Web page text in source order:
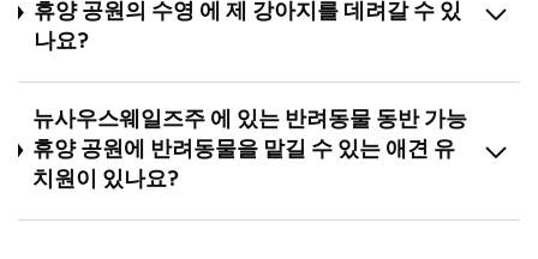
휴양 공원의 수영 에 제 강아지를 데려갈 수 있
나요?
뉴사우스웨일즈주 에 있는 반려동물 동반 가능
휴양 공원에 반려동물을 맡길 수 있는 애견 유
치원이 있나요?